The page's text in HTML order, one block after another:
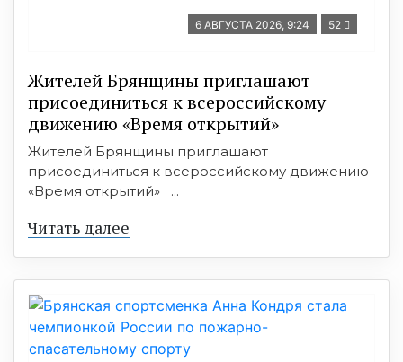
6 АВГУСТА 2026, 9:24 52
Жителей Брянщины приглашают
присоединиться к всероссийскому
движению «Время открытий»
Жителей Брянщины приглашают
присоединиться к всероссийскому движению
«Время открытий» ...
Читать далее